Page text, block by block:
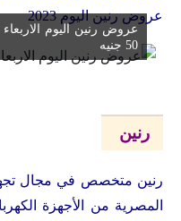
عروض رنين اليوم 2023
50 جنيه
رنين
رنين متخصص في مجال
المصرية من الأجهزة